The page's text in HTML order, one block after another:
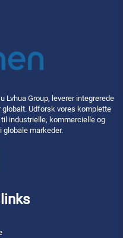
Lvhua Group, leverer integrerede
Udforsk vores komplette
industrielle, kommercielle og
globale markeder.